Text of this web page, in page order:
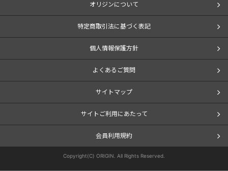
オリジンについて
特定商取引法に基づく表記
個人情報保護方針
よくあるご質問
サイトマップ
サイトご利用にあたって
会員利用規約
Copyright(C) ORIGIN. All Rights Reserved.